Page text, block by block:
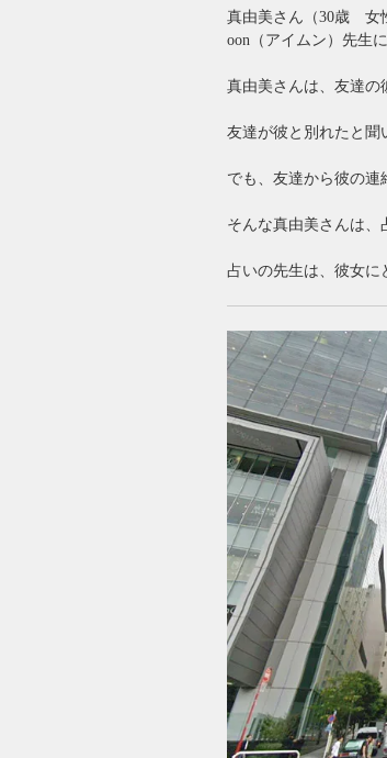
真由美さん（30歳 女
oon（アイムン）先生
真由美さんは、友達の
友達が彼と別れたと聞
でも、友達から彼の連
そんな真由美さんは、
占いの先生は、彼女に